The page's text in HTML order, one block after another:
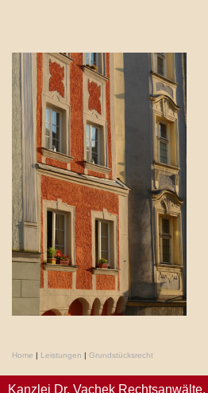
Home | Leistungen | Grundstücksrecht
Kanzlei Dr. Vachek Rechtsanwälte,